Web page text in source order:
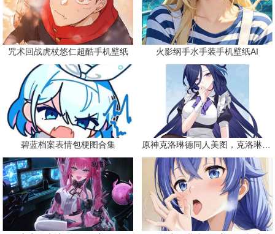
咒术回战虎杖悠仁超酷手机壁纸 火影纲手水手装手机壁纸AI
碧蓝档案表情包梗图合集 原神克洛琳德同人美图，克洛琳德战败会怎样